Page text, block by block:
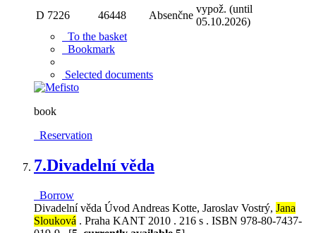
D 7226 46448 Absenčne
vypož. (until
05.10.2026)
To the basket
Bookmark
Selected documents
book
Reservation
7.Divadelní věda
Borrow
Divadelní věda Úvod Andreas Kotte, Jaroslav Vostrý, Jana
Slouková . Praha KANT 2010 . 216 s . ISBN 978-80-7437-